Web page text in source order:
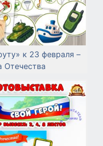
к 23 февраля –